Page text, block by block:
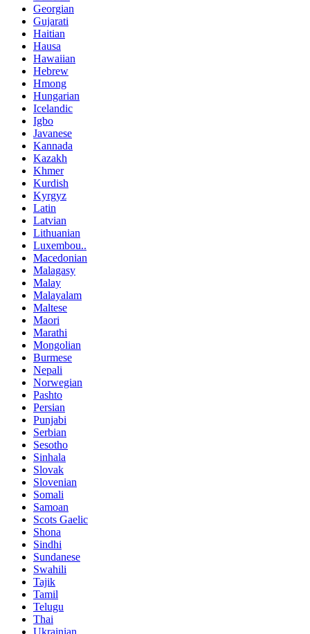
Georgian
Gujarati
Haitian
Hausa
Hawaiian
Hebrew
Hmong
Hungarian
Icelandic
Igbo
Javanese
Kannada
Kazakh
Khmer
Kurdish
Kyrgyz
Latin
Latvian
Lithuanian
Luxembou..
Macedonian
Malagasy
Malay
Malayalam
Maltese
Maori
Marathi
Mongolian
Burmese
Nepali
Norwegian
Pashto
Persian
Punjabi
Serbian
Sesotho
Sinhala
Slovak
Slovenian
Somali
Samoan
Scots Gaelic
Shona
Sindhi
Sundanese
Swahili
Tajik
Tamil
Telugu
Thai
Ukrainian